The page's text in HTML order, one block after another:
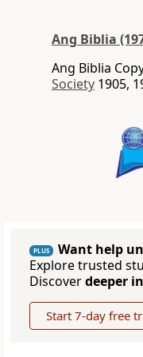
Ang Biblia
Ang Biblia
Society 1905,
PLUS
Want help
Explore trusted
Discoverdeeper
Start 7-day free